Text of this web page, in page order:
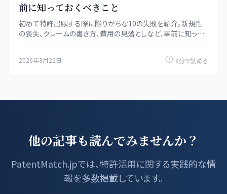
前に知っておくべきこと
初めて特許出願する際に陥りがちな10の失敗を紹介。新規性
の喪失、クレームの書き方、費用の見落としなど、事前に知って
2026年3月22日 8分で読める
他の記事も読んでみませんか？
PatentMatch.jpでは、特許活用に関する実践的な情
報を多数掲載しています。